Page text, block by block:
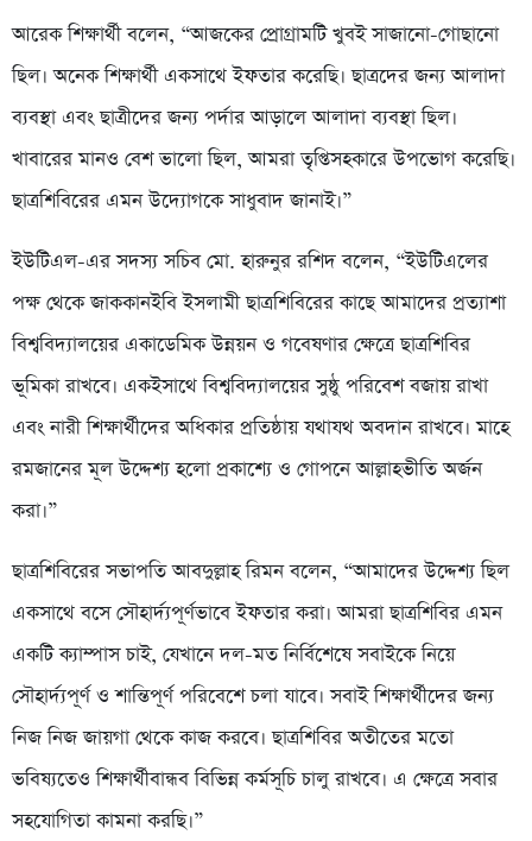
আরেক শিক্ষার্থী বলেন, “আজকের প্রোগ্রামটি খুবই সাজানো-গোছানো
ছিল। অনেক শিক্ষার্থী একসাথে ইফতার করেছি। ছাত্রদের জন্য আলাদা
ব্যবস্থা এবং ছাত্রীদের জন্য পর্দার আড়ালে আলাদা ব্যবস্থা ছিল।
খাবারের মানও বেশ ভালো ছিল, আমরা তৃপ্তিসহকারে উপভোগ করেছি।
ছাত্রশিবিরের এমন উদ্যোগকে সাধুবাদ জানাই।”
ইউটিএল-এর সদস্য সচিব মো. হারুনুর রশিদ বলেন, “ইউটিএলের
পক্ষ থেকে জাককানইবি ইসলামী ছাত্রশিবিরের কাছে আমাদের প্রত্যাশা
বিশ্ববিদ্যালয়ের একাডেমিক উন্নয়ন ও গবেষণার ক্ষেত্রে ছাত্রশিবির
ভূমিকা রাখবে। একইসাথে বিশ্ববিদ্যালয়ের সুষ্ঠু পরিবেশ বজায় রাখা
এবং নারী শিক্ষার্থীদের অধিকার প্রতিষ্ঠায় যথাযথ অবদান রাখবে। মাহে
রমজানের মূল উদ্দেশ্য হলো প্রকাশ্যে ও গোপনে আল্লাহভীতি অর্জন
করা।”
ছাত্রশিবিরের সভাপতি আবদুল্লাহ রিমন বলেন, “আমাদের উদ্দেশ্য ছিল
একসাথে বসে সৌহার্দ্যপূর্ণভাবে ইফতার করা। আমরা ছাত্রশিবির এমন
একটি ক্যাম্পাস চাই, যেখানে দল-মত নির্বিশেষে সবাইকে নিয়ে
সৌহার্দ্যপূর্ণ ও শান্তিপূর্ণ পরিবেশে চলা যাবে। সবাই শিক্ষার্থীদের জন্য
নিজ নিজ জায়গা থেকে কাজ করবে। ছাত্রশিবির অতীতের মতো
ভবিষ্যতেও শিক্ষার্থীবান্ধব বিভিন্ন কর্মসূচি চালু রাখবে। এ ক্ষেত্রে সবার
সহযোগিতা কামনা করছি।”